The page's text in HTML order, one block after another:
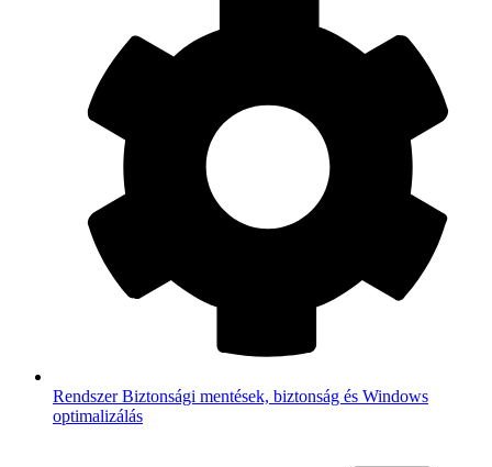
RendszerBiztonsági mentések, biztonság és Windows
optimalizálás